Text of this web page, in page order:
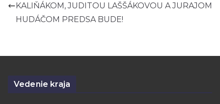
KALIŇÁKOM, JUDITOU LAŠŠÁKOVOU A JURAJOM
HUDÁČOM PREDSA BUDE!
Vedenie kraja